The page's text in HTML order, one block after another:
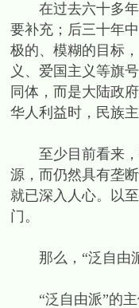
在过去六十多年
要补充；后三十年
极的、模糊的目标
义、爱国主义等旗
同体，而是大陆政
华人利益时，民族
至少目前看来，
源，而仍然具有垄
就已深入人心。以
门。
那么，“泛自由派
“泛自由派”的主